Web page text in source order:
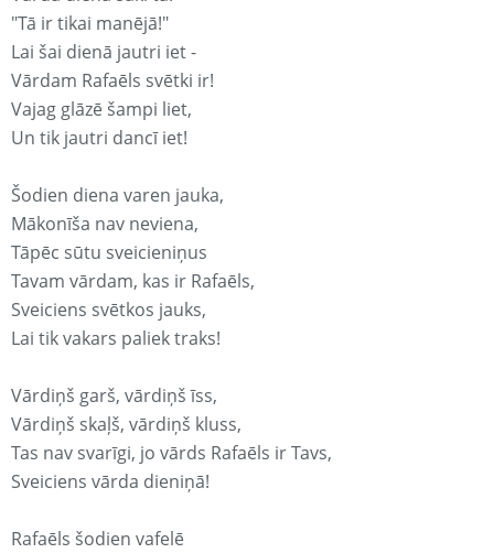
"Tā ir tikai manējā!"
Lai šai dienā jautri iet -
Vārdam Rafaēls svētki ir!
Vajag glāzē šampi liet,
Un tik jautri dancī iet!
Šodien diena varen jauka,
Mākonīša nav neviena,
Tāpēc sūtu sveicieniņus
Tavam vārdam, kas ir Rafaēls,
Sveiciens svētkos jauks,
Lai tik vakars paliek traks!
Vārdiņš garš, vārdiņš īss,
Vārdiņš skaļš, vārdiņš kluss,
Tas nav svarīgi, jo vārds Rafaēls ir Tavs,
Sveiciens vārda dieniņā!
Rafaēls šodien vafelē